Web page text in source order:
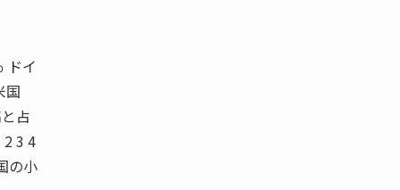
ドイ
国
占
2 3 4
の小